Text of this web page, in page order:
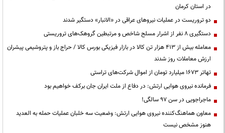
در استان کرمان
دو تروریست در عملیات نیروهای عراقی در «الانبار» دستگیر شدند
دستگیری ۸ نفر از اشرار مسلح شاخص و مرتبطین گروهک‌های تروریستی
معامله بیش از ۴۱۳ هزار تن کالا در بازار فیزیکی بورس کالا / حراج باز و پتروشیمی پیشران
ارزش معاملات روز شدند
تهاتر ۱۶۷۳ میلیارد تومان از اموال شرکت‌های تراستی
فرمانده نیروی هوایی ارتش: در دفاع از ملت ایران جان برکف خواهیم بود
ماجراجویی در سن ۹۷ سالگی!
معاون هماهنگ‌کننده نیروی هوایی ارتش: وضعیت سه خلبان عملیات حمله به العدید
هنوز مشخص نیست